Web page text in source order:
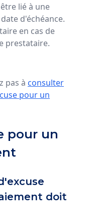
lié à une
d'échéance.
en cas de
prestataire.
pas à consulter
pour un
pour un
doit